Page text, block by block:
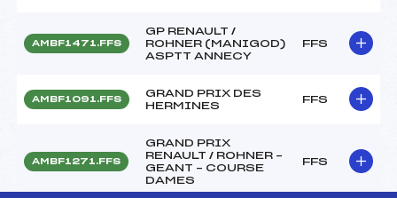
AMBF1471.FFS
GP RENAULT /
ROHNER (MANIGOD)
ASPTT ANNECY
FFS
AMBF1091.FFS
GRAND PRIX DES
HERMINES
FFS
AMBF1271.FFS
GRAND PRIX
RENAULT / ROHNER –
GEANT – COURSE
DAMES
FFS